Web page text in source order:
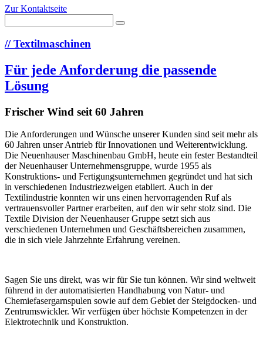
Zur Kontaktseite
//Textilmaschinen
Für jede Anforderung die passende
Lösung
Frischer Wind seit 60 Jahren
Die Anforderungen und Wünsche unserer Kunden sind seit mehr als
60 Jahren unser Antrieb für Innovationen und Weiterentwicklung.
Die Neuenhauser Maschinenbau GmbH, heute ein fester Bestandteil
der Neuenhauser Unternehmensgruppe, wurde 1955 als
Konstruktions- und Fertigungsunternehmen gegründet und hat sich
in verschiedenen Industriezweigen etabliert. Auch in der
Textilindustrie konnten wir uns einen hervorragenden Ruf als
vertrauensvoller Partner erarbeiten, auf den wir sehr stolz sind. Die
Textile Division der Neuenhauser Gruppe setzt sich aus
verschiedenen Unternehmen und Geschäftsbereichen zusammen,
die in sich viele Jahrzehnte Erfahrung vereinen.
Sagen Sie uns direkt, was wir für Sie tun können. Wir sind weltweit
führend in der automatisierten Handhabung von Natur- und
Chemiefasergarnspulen sowie auf dem Gebiet der Steigdocken- und
Zentrumswickler. Wir verfügen über höchste Kompetenzen in der
Elektrotechnik und Konstruktion.